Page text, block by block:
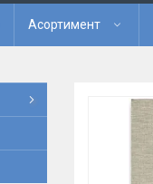
Асортимент